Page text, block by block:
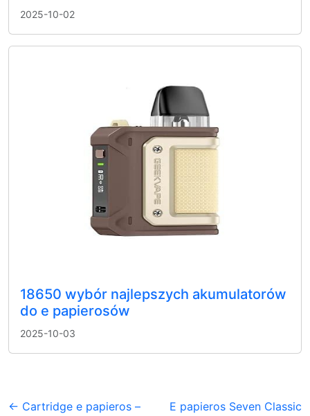
2025-10-02
18650 wybór najlepszych akumulatorów
do e papierosów
2025-10-03
← Cartridge e papieros –
E papieros Seven Classic